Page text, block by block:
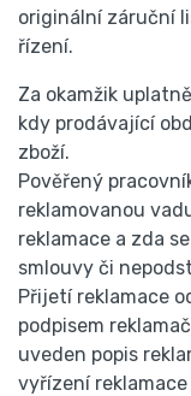
originální záruční
řízení.
Za okamžik
kdy prodávající
zboží.
Pověřený
reklamovanou
reklamace a zda
smlouvy či
Přijetí reklamace
podpisem
uveden popis
vyřízení